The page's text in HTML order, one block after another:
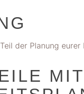
der Planung